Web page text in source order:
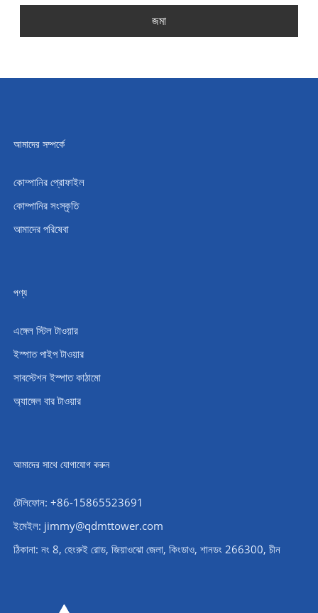
জমা
আমাদের সম্পর্কে
কোম্পানির প্রোফাইল
কোম্পানির সংস্কৃতি
আমাদের পরিষেবা
পণ্য
এঙ্গেল স্টিল টাওয়ার
ইস্পাত পাইপ টাওয়ার
সাবস্টেশন ইস্পাত কাঠামো
অ্যাঙ্গেল বার টাওয়ার
আমাদের সাথে যোগাযোগ করুন
টেলিফোন: +86-15865523691
ইমেইল: jimmy@qdmttower.com
ঠিকানা: নং 8, হেংরুই রোড, জিয়াওঝো জেলা, কিংডাও, শানডং 266300, চীন